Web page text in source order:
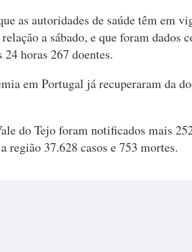
as autoridades de saúde têm em
a sábado, e que foram dados
horas 267 doentes.
em Portugal já recuperaram da
do Tejo foram notificados mais
região 37.628 casos e 753 mortes.